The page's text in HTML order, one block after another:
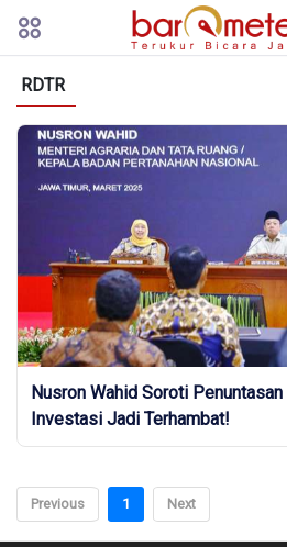
RDTR
Nusron Wahid Soroti
Investasi Jadi Terhambat!
Previous 1 Next